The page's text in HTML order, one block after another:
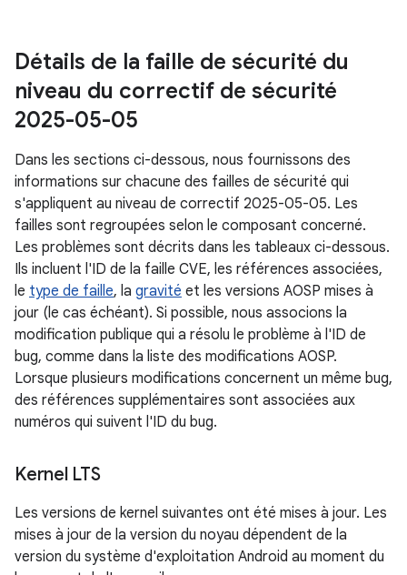
Détails de la faille de sécurité du
niveau du correctif de sécurité
2025-05-05
Dans les sections ci-dessous, nous fournissons des
informations sur chacune des failles de sécurité qui
s'appliquent au niveau de correctif 2025-05-05. Les
failles sont regroupées selon le composant concerné.
Les problèmes sont décrits dans les tableaux ci-dessous.
Ils incluent l'ID de la faille CVE, les références associées,
le type de faille, la gravité et les versions AOSP mises à
jour (le cas échéant). Si possible, nous associons la
modification publique qui a résolu le problème à l'ID de
bug, comme dans la liste des modifications AOSP.
Lorsque plusieurs modifications concernent un même bug,
des références supplémentaires sont associées aux
numéros qui suivent l'ID du bug.
Kernel LTS
Les versions de kernel suivantes ont été mises à jour. Les
mises à jour de la version du noyau dépendent de la
version du système d'exploitation Android au moment du